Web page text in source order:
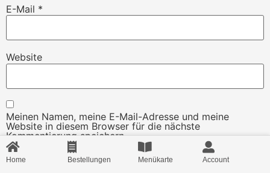
E-Mail *
Website
Meinen Namen, meine E-Mail-Adresse und meine
Website in diesem Browser für die nächste
Kommentierung speichern.
Home Bestellungen Menükarte Account